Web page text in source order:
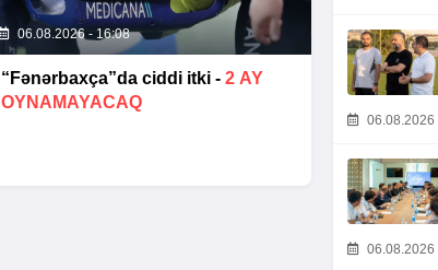
06.08.2026 - 16:08
“Fənərbaxça”da ciddi itki - 2 AY
OYNAMAYACAQ
06.08.2026
06.08.2026